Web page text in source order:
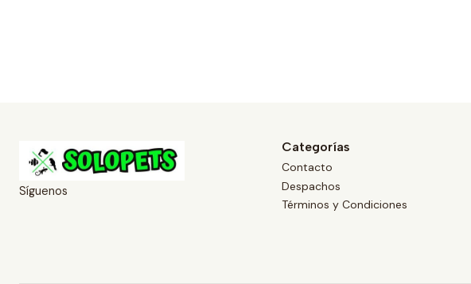
Síguenos
Categorías
Contacto
Despachos
Términos y Condiciones